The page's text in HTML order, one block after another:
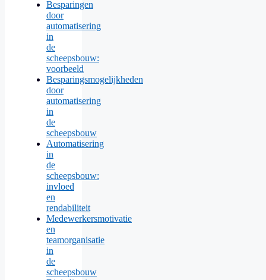
Besparingen
door
automatisering
in
de
scheepsbouw:
voorbeeld
Besparingsmogelijkheden
door
automatisering
in
de
scheepsbouw
Automatisering
in
de
scheepsbouw:
invloed
en
rendabiliteit
Medewerkersmotivatie
en
teamorganisatie
in
de
scheepsbouw